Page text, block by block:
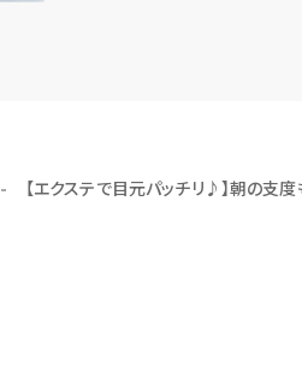
【エクステで目元パッチリ♪】朝の支度